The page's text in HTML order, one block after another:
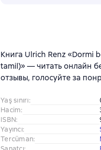
Книга Ulrich Renz «Dormi
tamil)» — читать онлайн
отзывы, голосуйте за
Yaş sınırı:
Hacim:
ISBN:
Yayıncı:
Tercüman: